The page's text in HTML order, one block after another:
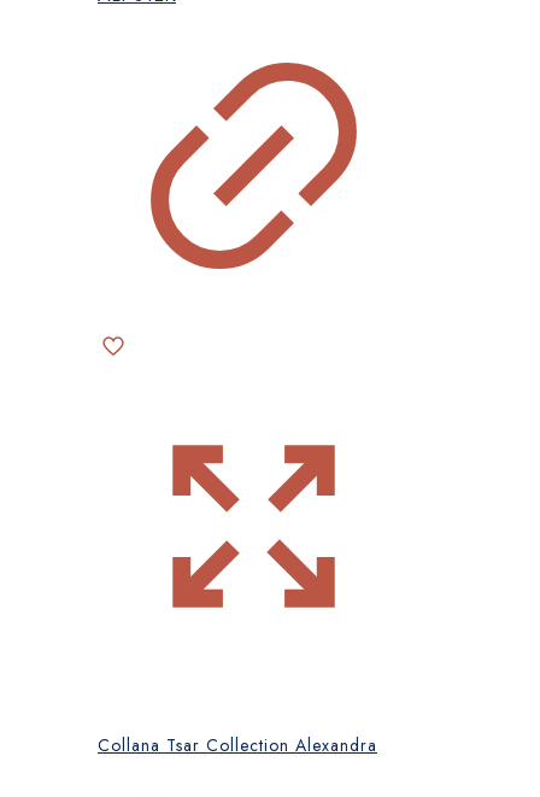
Collana Tsar Collection Alexandra